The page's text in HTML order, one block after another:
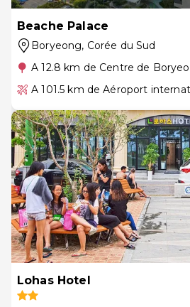
Beache Palace
Boryeong, Corée du Sud
A 12.8 km de Centre de
A 101.5 km de Aéroport
Lohas Hotel